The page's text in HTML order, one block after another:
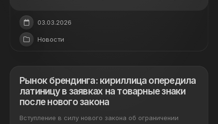
03.03.2026
Новости
Рынок брендинга: кириллица опередила
латиницу в заявках на товарные знаки
после нового закона
Вступление в силу нового закона об ограничении